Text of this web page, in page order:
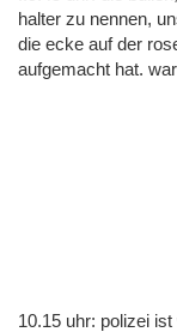
halter zu nennen,
die ecke auf der
aufgemacht hat.
10.15 uhr: polizei